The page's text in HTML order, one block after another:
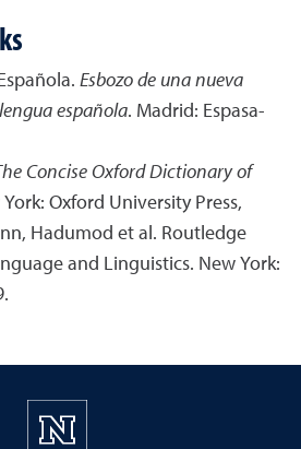
Esbozo de una nueva
española. Madrid: Espasa-
Concise Oxford Dictionary of
York: Oxford University Press,
Hadumod et al. Routledge
and Linguistics. New York: